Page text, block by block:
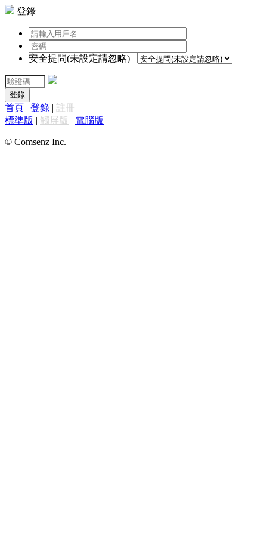
登錄
安全提問(未設定請忽略)
登錄
首頁 | 登錄 | 註冊
標準版 | 觸屏版 | 電腦版 |
© Comsenz Inc.